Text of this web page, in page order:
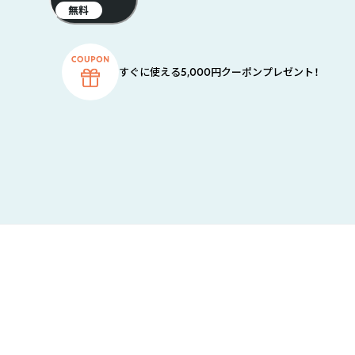
無料
すぐに使える5,000円クーポンプレゼント！